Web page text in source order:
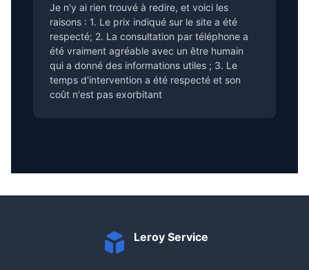
Je n'y ai rien trouvé à redire, et voici les
raisons : 1. Le prix indiqué sur le site a été
respecté; 2. La consultation par téléphone a
été vraiment agréable avec un être humain
qui a donné des informations utiles ; 3. Le
temps d'intervention a été respecté et son
coût n'est pas exorbitant
Leroy Service